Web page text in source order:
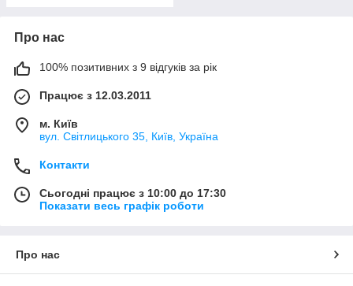
Про нас
100% позитивних з 9 відгуків за рік
Працює з 12.03.2011
м. Київ
вул. Світлицького 35, Київ, Україна
Контакти
Сьогодні працює з 10:00 до 17:30
Показати весь графік роботи
Про нас